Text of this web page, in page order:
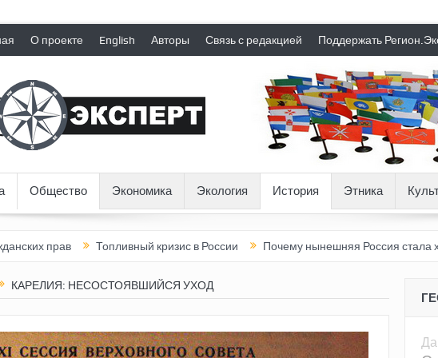
О проекте English Авторы Связь с редакцией Поддержать
Общество Экономика Экология История Этника
Топливный кризис в России Почему нынешняя Россия стала хуже, чем
КАРЕЛИЯ: НЕСОСТОЯВШИЙСЯ УХОД